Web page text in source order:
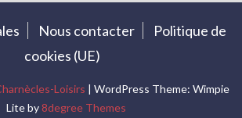
Nous contacter
Politique de
cookies (UE)
Loisirs | WordPress Theme: Wimpie
Lite by8degree Themes